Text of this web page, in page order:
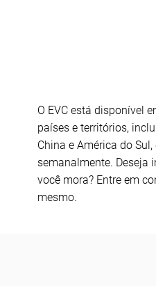
O EVC está disponível
países e territórios,
China e América do
semanalmente. Deseja
você mora? Entre em
mesmo.